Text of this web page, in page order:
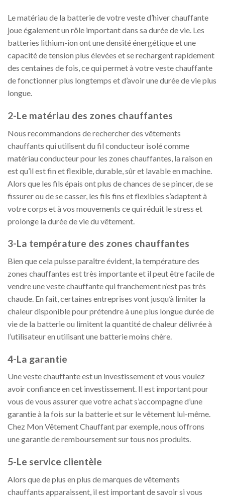
Le matériau de la batterie de votre veste d’hiver chauffante
joue également un rôle important dans sa durée de vie. Les
batteries lithium-ion ont une densité énergétique et une
capacité de tension plus élevées et se rechargent rapidement
des centaines de fois, ce qui permet à votre veste chauffante
de fonctionner plus longtemps et d’avoir une durée de vie plus
longue.
2-Le matériau des zones chauffantes
Nous recommandons de rechercher des vêtements
chauffants qui utilisent du fil conducteur isolé comme
matériau conducteur pour les zones chauffantes, la raison en
est qu’il est fin et flexible, durable, sûr et lavable en machine.
Alors que les fils épais ont plus de chances de se pincer, de se
fissurer ou de se casser, les fils fins et flexibles s’adaptent à
votre corps et à vos mouvements ce qui réduit le stress et
prolonge la durée de vie du vêtement.
3-La température des zones chauffantes
Bien que cela puisse paraître évident, la température des
zones chauffantes est très importante et il peut être facile de
vendre une veste chauffante qui franchement n’est pas très
chaude. En fait, certaines entreprises vont jusqu’à limiter la
chaleur disponible pour prétendre à une plus longue durée de
vie de la batterie ou limitent la quantité de chaleur délivrée à
l’utilisateur en utilisant une batterie moins chère.
4-La garantie
Une veste chauffante est un investissement et vous voulez
avoir confiance en cet investissement. Il est important pour
vous de vous assurer que votre achat s’accompagne d’une
garantie à la fois sur la batterie et sur le vêtement lui-même.
Chez Mon Vêtement Chauffant par exemple, nous offrons
une garantie de remboursement sur tous nos produits.
5-Le service clientèle
Alors que de plus en plus de marques de vêtements
chauffants apparaissent, il est important de savoir si vous